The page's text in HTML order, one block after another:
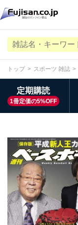
トップ スポーツ 雑誌
定期購読
1冊定価の5%OFF